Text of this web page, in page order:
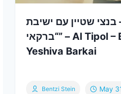
בנצי שטיין עם ישיבת
“ברקאי” – Al Tipol – Bentzi Stein with
Yeshiva Barkai
Bentzi Stein May